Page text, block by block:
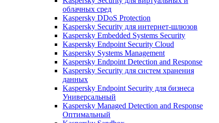
облачных сред
Kaspersky DDoS Protection
Kaspersky Security для интернет-шлюзов
Kaspersky Embedded Systems Security
Kaspersky Endpoint Security Cloud
Kaspersky Systems Management
Kaspersky Endpoint Detection and Response
Kaspersky Security для систем хранения
данных
Kaspersky Endpoint Security для бизнеса
Универсальный
Kaspersky Managed Detection and Response
Оптимальный